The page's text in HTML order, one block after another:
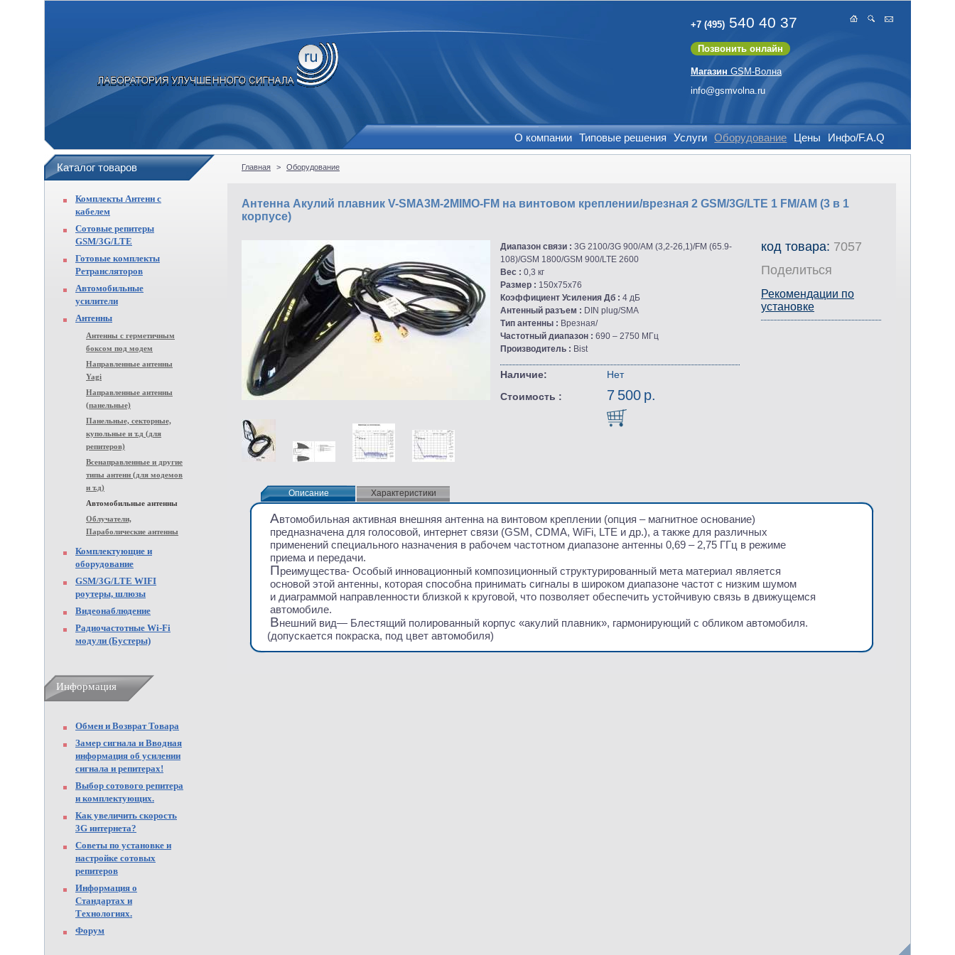
+7 (495) 540 40 37
Позвонить онлайн
Магазин GSM-Волна
info@gsmvolna.ru
О компании Типовые решения Услуги Оборудование Цены Инфо/F.A.Q
Каталог товаров
Комплекты Антенн с
кабелем
Сотовые репитеры
GSM/3G/LTE
Готовые комплекты
Ретрансляторов
Автомобильные
усилители
Антенны
Антенны с герметичным
боксом под модем
Направленные антенны
Yagi
Направленные антенны
(панельные)
Панельные, секторные,
купольные и т.д (для
репитеров)
Всенаправленные и другие
типы антенн (для модемов
и т.д)
Автомобильные антенны
Облучатели,
Параболические антенны
Комплектующие и
оборудование
GSM/3G/LTE WIFI
роутеры, шлюзы
Видеонаблюдение
Радиочастотные Wi-Fi
модули (Бустеры)
Информация
Обмен и Возврат Товара
Замер сигнала и Вводная
информация об усилении
сигнала и репитерах!
Выбор сотового репитера
и комплектующих.
Как увеличить скорость
3G интернета?
Советы по установке и
настройке сотовых
репитеров
Информация о
Стандартах и
Технологиях.
Форум
Главная > Оборудование
Антенна Акулий плавник V-SMA3M-2MIMO-FM на винтовом креплении/врезная 2 GSM/3G/LTE 1 FM/AM (3 в 1
корпусе)
Диапазон связи : 3G 2100/3G 900/AM (3,2-26,1)/FM (65.9-
108)/GSM 1800/GSM 900/LTE 2600
Вес : 0,3 кг
Размер : 150x75x76
Коэффициент Усиления Дб : 4 дБ
Антенный разъем : DIN plug/SMA
Тип антенны : Врезная/
Частотный диапазон : 690 – 2750 МГц
Производитель : Bist
Наличие:
Нет
Стоимость :
7 500 р.
код товара: 7057
Поделиться
Рекомендации по
установке
Описание
Описание Характеристики
Автомобильная активная внешняя антенна на винтовом креплении (опция – магнитное основание)
предназначена для голосовой, интернет связи (GSM, CDMA, WiFi, LTE и др.), а также для различных
применений специального назначения в рабочем частотном диапазоне антенны 0,69 – 2,75 ГГц в режиме
приема и передачи.
Преимущества- Особый инновационный композиционный структурированный мета материал является
основой этой антенны, которая способна принимать сигналы в широком диапазоне частот с низким шумом
и диаграммой направленности близкой к круговой, что позволяет обеспечить устойчивую связь в движущемся
автомобиле.
Внешний вид— Блестящий полированный корпус «акулий плавник», гармонирующий с обликом автомобиля.
(допускается покраска, под цвет автомобиля)